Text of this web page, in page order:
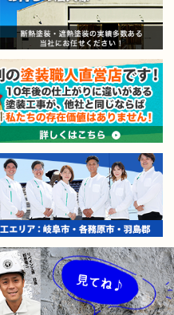
貸マンション・アパートオー